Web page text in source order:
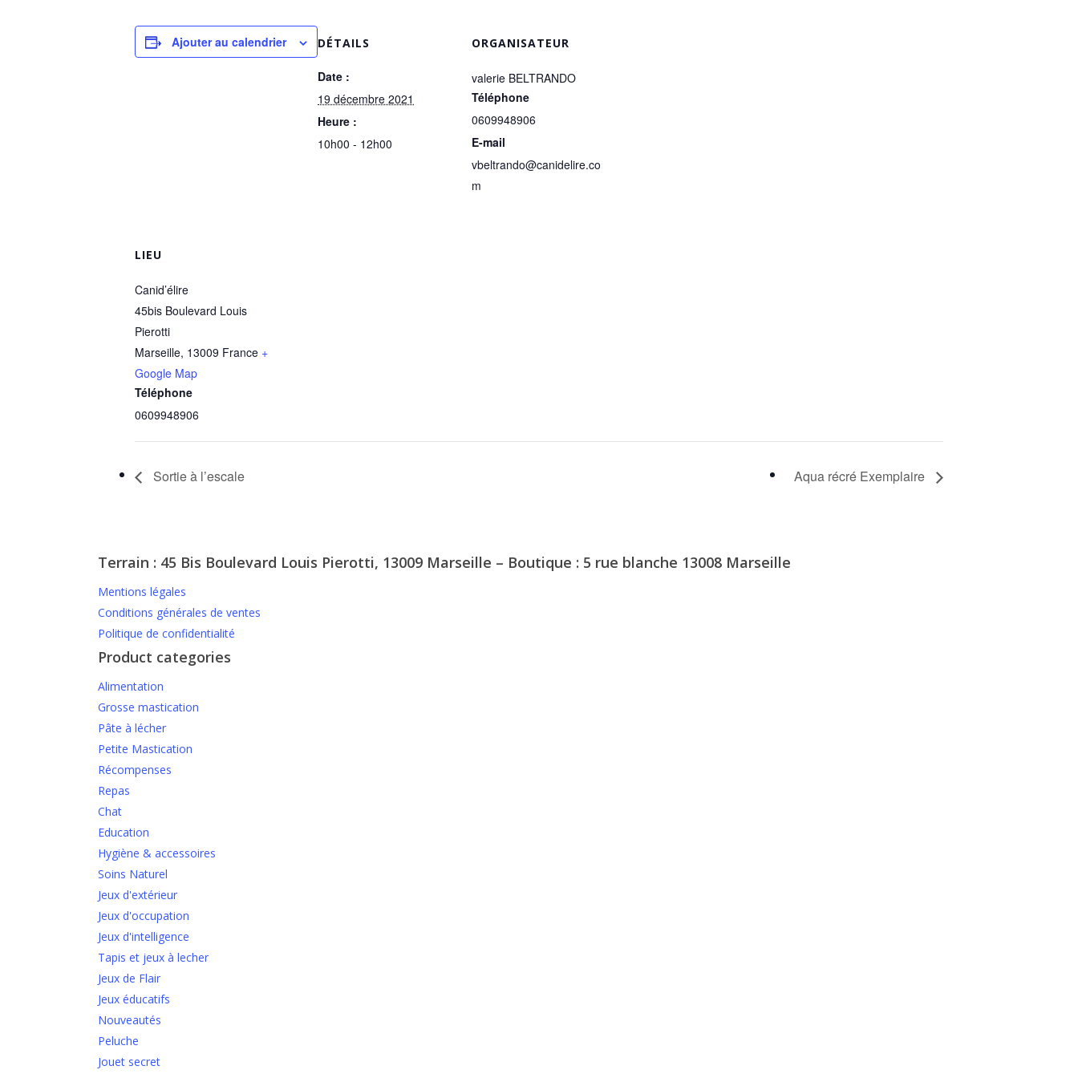
Ajouter au calendrier DÉTAILS
Date :
19 décembre 2021
Heure :
10h00 - 12h00
ORGANISATEUR
valerie BELTRANDO
Téléphone
0609948906
E-mail
vbeltrando@canidelire.co
m
LIEU
Canid’élire
45bis Boulevard Louis
Pierotti
Marseille, 13009 France +
Google Map
Téléphone
0609948906
Sortie à l’escale Aqua récré Exemplaire
Terrain : 45 Bis Boulevard Louis Pierotti, 13009 Marseille – Boutique : 5 rue blanche 13008 Marseille
Mentions légales
Conditions générales de ventes
Politique de confidentialité
Product categories
Alimentation
Grosse mastication
Pâte à lécher
Petite Mastication
Récompenses
Repas
Chat
Education
Hygiène & accessoires
Soins Naturel
Jeux d'extérieur
Jeux d'occupation
Jeux d'intelligence
Tapis et jeux à lecher
Jeux de Flair
Jeux éducatifs
Nouveautés
Peluche
Jouet secret